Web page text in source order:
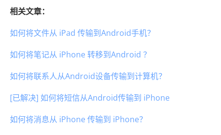
相关文章：
如何将文件从 iPad 传输到Android手机？
如何将笔记从 iPhone 转移到Android ？
如何将联系人从Android设备传输到计算机？
[已解决] 如何将短信从Android传输到 iPhone
如何将消息从 iPhone 传输到 iPhone？